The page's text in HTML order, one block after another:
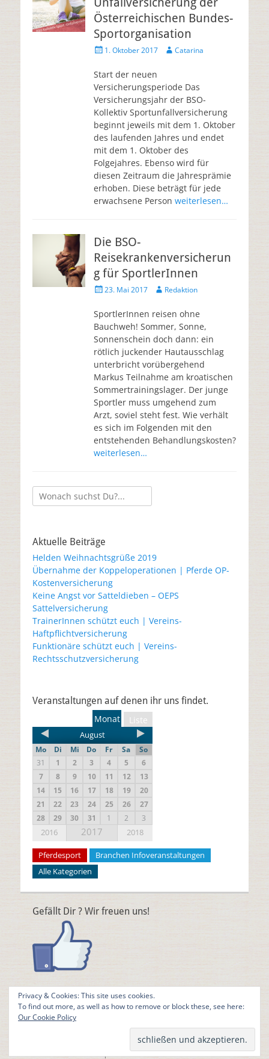
Österreichischen Bundes-
Sportorganisation
1. Oktober 2017 Catarina
Start der neuen
Versicherungsperiode Das
Versicherungsjahr der BSO-
Kollektiv Sportunfallversicherung
beginnt jeweils mit dem 1. Oktober
des laufenden Jahres und endet
mit dem 1. Oktober des
Folgejahres. Ebenso wird für
diesen Zeitraum die Jahresprämie
erhoben. Diese beträgt für jede
erwachsene Person weiterlesen…
Die BSO-
Reisekrankenversicherun
g für SportlerInnen
23. Mai 2017 Redaktion
SportlerInnen reisen ohne
Bauchweh! Sommer, Sonne,
Sonnenschein doch dann: ein
rötlich juckender Hautausschlag
unterbricht vorübergehend
Markus Teilnahme am kroatischen
Sommertrainingslager. Der junge
Sportler muss umgehend zum
Arzt, soviel steht fest. Wie verhält
es sich im Folgenden mit den
entstehenden Behandlungskosten?
weiterlesen…
Aktuelle Beiträge
Helden Weihnachtsgrüße 2019
Übernahme der Koppeloperationen | Pferde OP-
Kostenversicherung
Keine Angst vor Satteldieben – OEPS
Sattelversicherung
TrainerInnen schützt euch | Vereins-
Haftpflichtversicherung
Funktionäre schützt euch | Vereins-
Rechtsschutzversicherung
Veranstaltungen auf denen ihr uns findet.
Liste
Monat
August
Mo Di Mi Do Fr Sa
So
31
1 2 3 4 5
6
7
8 9 10 11 12
13
14
15 16 17 18 19
20
21
22 23 24 25 26
27
28
29 30 31 1 2 3
2016 2017 2018
Pferdesport
Branchen Infoveranstaltungen
Alle Kategorien
Gefällt Dir ? Wir freuen uns!
Helden Onlinemag. Alle Rechte vorbehalten. |
Catch Responsive nachCatch Themes
Privacy & Cookies: This site uses cookies.
To find out more, as well as how to remove or block these, see here:
Our Cookie Policy